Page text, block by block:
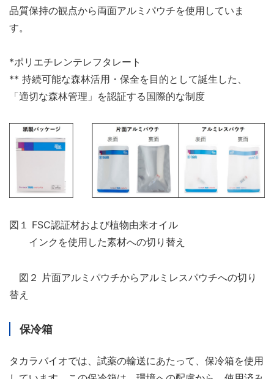
品質保持の観点から両面アルミパウチを使用していま
す。
*ポリエチレンテレフタレート
** 持続可能な森林活用・保全を目的として誕生した、
「適切な森林管理」を認証する国際的な制度
図１ FSC認証材および植物由来オイル
インクを使用した素材への切り替え
図２ 片面アルミパウチからアルミレスパウチへの切り
替え
保冷箱
タカラバイオでは、試薬の輸送にあたって、保冷箱を使用